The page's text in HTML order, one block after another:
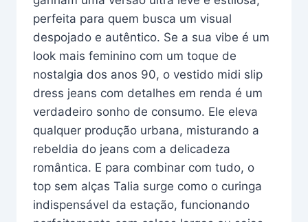
perfeita para quem busca um visual
despojado e autêntico. Se a sua vibe é um
look mais feminino com um toque de
nostalgia dos anos 90, o vestido midi slip
dress jeans com detalhes em renda é um
verdadeiro sonho de consumo. Ele eleva
qualquer produção urbana, misturando a
rebeldia do jeans com a delicadeza
romântica. E para combinar com tudo, o
top sem alças Talia surge como o curinga
indispensável da estação, funcionando